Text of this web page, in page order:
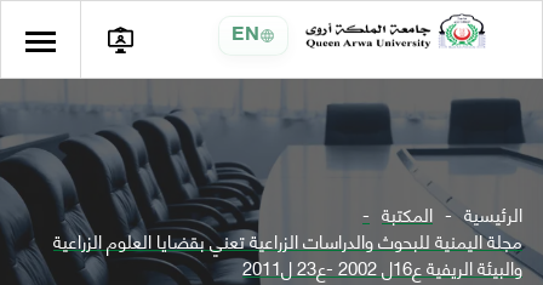
EN
الرئيسية المكتبة
مجلة اليمنية للبحوث والدراسات الزراعية تعني بقضايا العلوم الزراعية
والبيئة الريفية ع16ل 2002 -ع23 ل2011